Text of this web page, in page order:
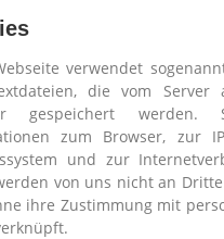
verwendet
die vom Server
gespeichert werden.
zum Browser, zur
und zur
von uns nicht an
ihre Zustimmung mit